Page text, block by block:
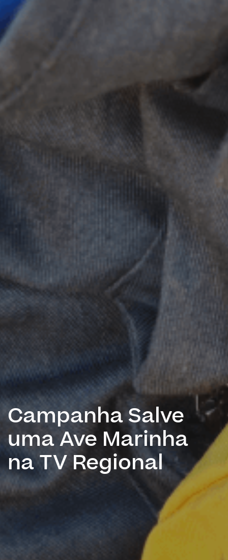
Media
Planos Diretores de Iluminação do
EN
Campanha Salve
uma Ave Marinha
na TV Regional